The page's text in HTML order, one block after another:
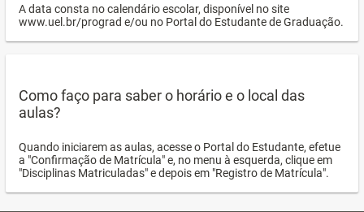
A data consta no calendário escolar, disponível no site
www.uel.br/prograd e/ou no Portal do Estudante de Graduação.
Como faço para saber o horário e o local das
aulas?
Quando iniciarem as aulas, acesse o Portal do Estudante, efetue
a "Confirmação de Matrícula" e, no menu à esquerda, clique em
"Disciplinas Matriculadas" e depois em "Registro de Matrícula".